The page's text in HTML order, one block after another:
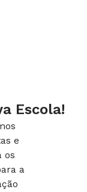
Escola!
e
os
a